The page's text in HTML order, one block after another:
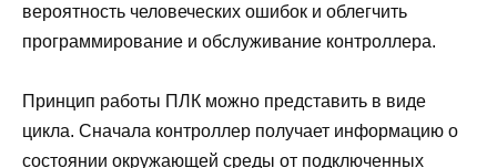
вероятность человеческих ошибок и облегчить
программирование и обслуживание контроллера.
Принцип работы ПЛК можно представить в виде
цикла. Сначала контроллер получает информацию о
состоянии окружающей среды от подключенных